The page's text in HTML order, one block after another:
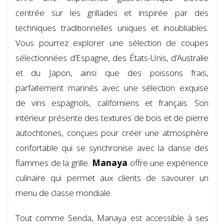
centrée sur les grillades et inspirée par des
techniques traditionnelles uniques et inoubliables.
Vous pourrez explorer une sélection de coupes
sélectionnées d’Espagne, des États-Unis, d’Australie
et du Japon, ainsi que des poissons frais,
parfaitement marinés avec une sélection exquise
de vins espagnols, californiens et français. Son
intérieur présente des textures de bois et de pierre
autochtones, conçues pour créer une atmosphère
confortable qui se synchronise avec la danse des
flammes de la grille. Manaya offre une expérience
culinaire qui permet aux clients de savourer un
menu de classe mondiale.
Tout comme Senda, Manaya est accessible à ses